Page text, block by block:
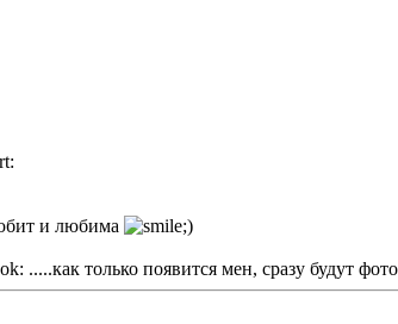
и любима
.....как только появится мен, сразу будут